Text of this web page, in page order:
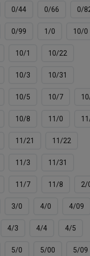
0/44 0/66 0/
0/99 1/0 10/0
10/1 10/22
10/3 10/31
10/5 10/7
10/8 11/0
11/21 11/22
11/3 11/31
11/7 11/8 2/
3/0 4/0 4/09
4/3 4/4 4/5
5/0 5/00 5/09